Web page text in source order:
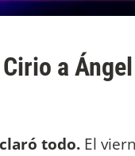
a
todo. El